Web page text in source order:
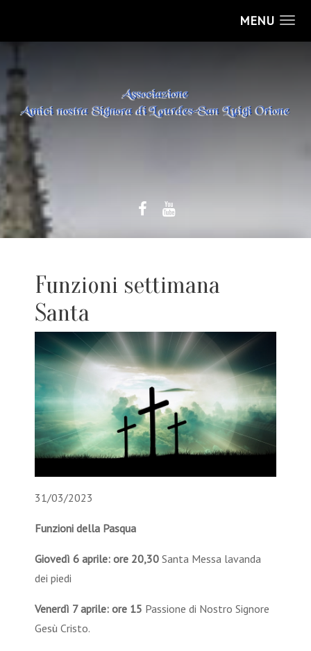
MENU
Funzioni settimana
Santa
31/03/2023
Funzioni della Pasqua
Giovedì 6 aprile: ore 20,30 Santa Messa lavanda
dei piedi
Venerdì 7 aprile: ore 15 Passione di Nostro Signore
Gesù Cristo.